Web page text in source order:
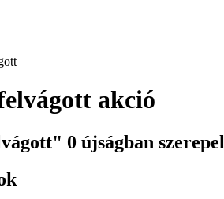
akció
0 újságban szerepel